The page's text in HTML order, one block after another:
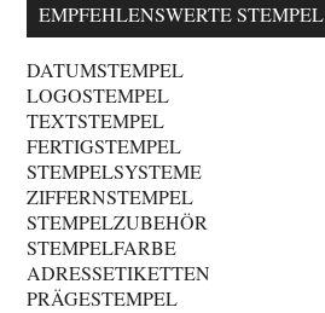
EMPFEHLENSWERTE STEMPEL
DATUMSTEMPEL
LOGOSTEMPEL
TEXTSTEMPEL
FERTIGSTEMPEL
STEMPELSYSTEME
ZIFFERNSTEMPEL
STEMPELZUBEHÖR
STEMPELFARBE
ADRESSETIKETTEN
PRÄGESTEMPEL